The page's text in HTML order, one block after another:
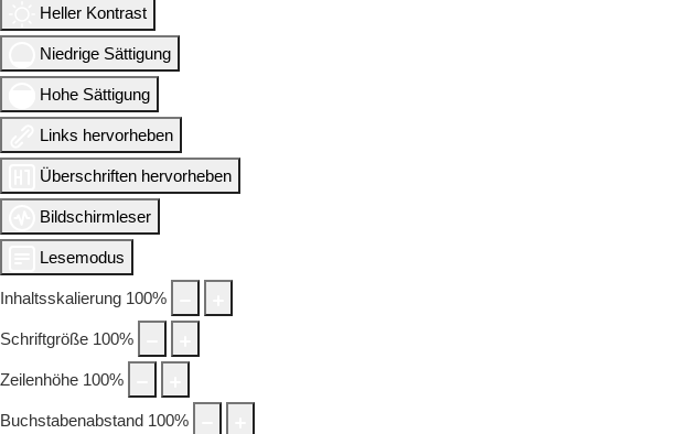
Heller Kontrast
Niedrige Sättigung
Hohe Sättigung
Links hervorheben
Überschriften hervorheben
Bildschirmleser
Lesemodus
Inhaltsskalierung 100%
Schriftgröße 100%
Zeilenhöhe 100%
Buchstabenabstand 100%